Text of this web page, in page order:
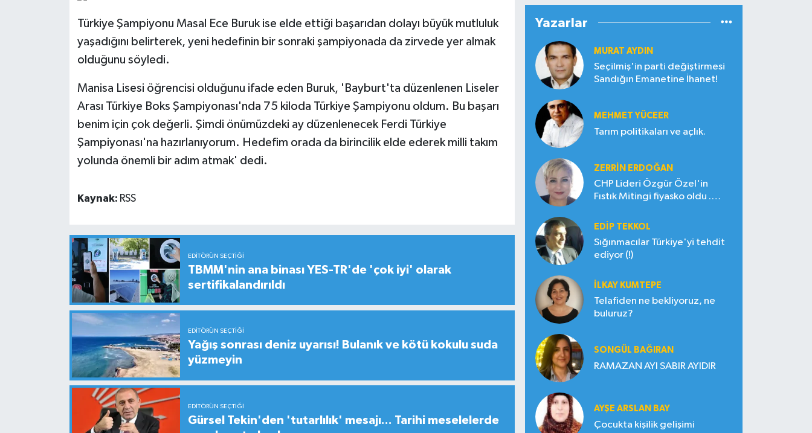
Türkiye Şampiyonu Masal Ece Buruk ise elde ettiği başarıdan dolayı büyük mutluluk
yaşadığını belirterek, yeni hedefinin bir sonraki şampiyonada da zirvede yer almak
olduğunu söyledi.
Manisa Lisesi öğrencisi olduğunu ifade eden Buruk, 'Bayburt'ta düzenlenen Liseler
Arası Türkiye Boks Şampiyonası'nda 75 kiloda Türkiye Şampiyonu oldum. Bu başarı
benim için çok değerli. Şimdi önümüzdeki ay düzenlenecek Ferdi Türkiye
Şampiyonası'na hazırlanıyorum. Hedefim orada da birincilik elde ederek milli takım
yolunda önemli bir adım atmak' dedi.
Kaynak: RSS
EDITÖRÜN SEÇTIĞI
TBMM'nin ana binası YES-TR'de 'çok iyi' olarak
sertifikalandırıldı
EDITÖRÜN SEÇTIĞI
Yağış sonrası deniz uyarısı! Bulanık ve kötü kokulu suda
yüzmeyin
EDITÖRÜN SEÇTIĞI
Gürsel Tekin'den 'tutarlılık' mesajı... Tarihi meselelerde
Yazarlar
MURAT AYDIN
Seçilmiş'in parti değiştirmesi
Sandığın Emanetine İhanet!
MEHMET YÜCEER
Tarım politikaları ve açlık.
ZERRIN ERDOĞAN
CHP Lideri Özgür Özel'in
Fıstık Mitingi fiyasko oldu .
EDIP TEKKOL
Sığınmacılar Türkiye'yi tehdit
ediyor (!)
İLKAY KUMTEPE
Telafiden ne bekliyoruz, ne
buluruz?
SONGÜL BAĞIRAN
RAMAZAN AYI SABIR AYIDIR
AYŞE ARSLAN BAY
Çocukta kişilik gelişimi